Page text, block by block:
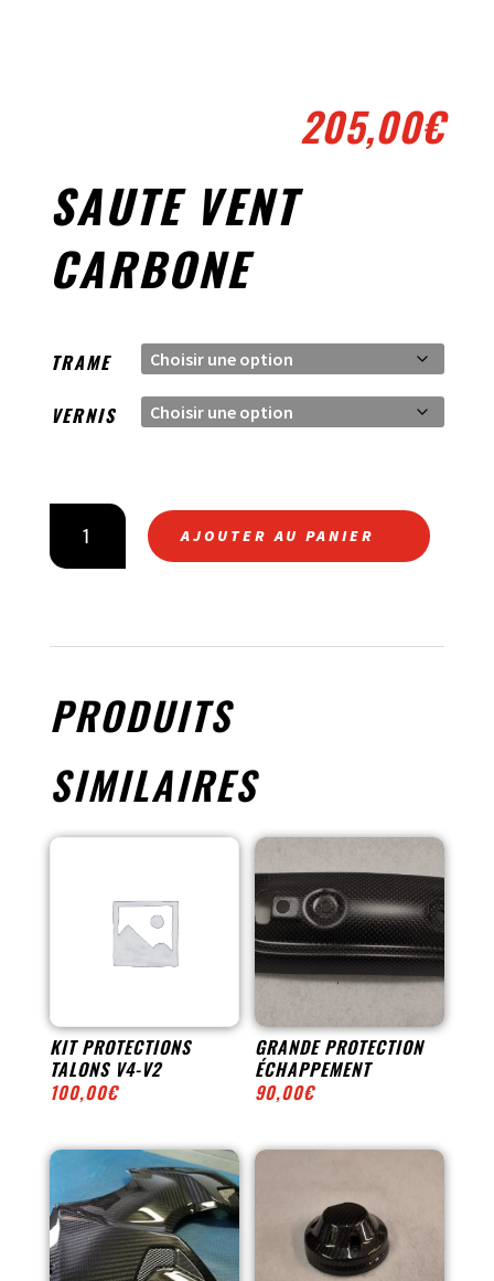
205,00€
SAUTE VENT
CARBONE
TRAME
VERNIS
QUANTITÉ
SAUTE
AJOUTER AU PANIER
PRODUITS
SIMILAIRES
KIT PROTECTIONS
TALONS V4-V2
100,00€
GRANDE PROTECTION
ÉCHAPPEMENT
90,00€